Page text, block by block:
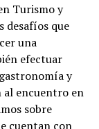
Turismo y
desafíos que
una
efectuar
y
al encuentro en
sobre
cuentan con